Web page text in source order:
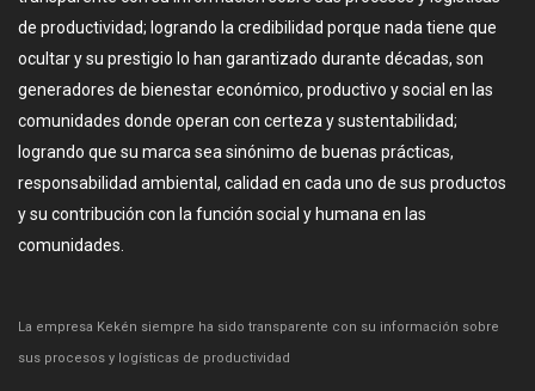
de productividad; logrando la credibilidad porque nada tiene que
ocultar y su prestigio lo han garantizado durante décadas, son
generadores de bienestar económico, productivo y social en las
comunidades donde operan con certeza y sustentabilidad;
logrando que su marca sea sinónimo de buenas prácticas,
responsabilidad ambiental, calidad en cada uno de sus productos
y su contribución con la función social y humana en las
comunidades.
La empresa Kekén siempre ha sido transparente con su información sobre
sus procesos y logísticas de productividad